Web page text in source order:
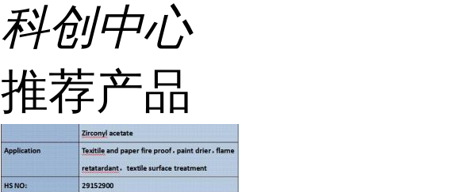
科创中心
推荐产品